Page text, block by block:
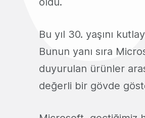
Bu yıl 30. yaşını
Bunun yanı sıra
duyurulan ürünler
değerli bir gövde